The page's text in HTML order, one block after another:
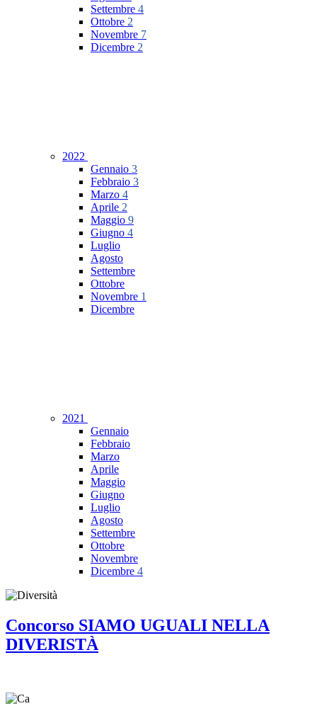
Settembre 4
Ottobre 2
Novembre 7
Dicembre 2
2022
Gennaio 3
Febbraio 3
Marzo 4
Aprile 2
Maggio 9
Giugno 4
Luglio
Agosto
Settembre
Ottobre
Novembre 1
Dicembre
2021
Gennaio
Febbraio
Marzo
Aprile
Maggio
Giugno
Luglio
Agosto
Settembre
Ottobre
Novembre
Dicembre 4
Concorso SIAMO UGUALI NELLA
DIVERISTÀ